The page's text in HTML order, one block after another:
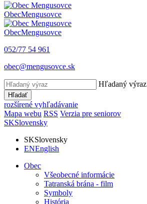
ObecMengusovce
ObecMengusovce
052/77 54 961
obec@mengusovce.sk
Hľadaný výraz
Hľadať
rozšírené vyhľadávanie
Mapa webu RSS Verzia pre seniorov
SKSlovensky
SKSlovensky
ENEnglish
Obec
Všeobecné informácie
Tatranská brána - film
Symboly
História